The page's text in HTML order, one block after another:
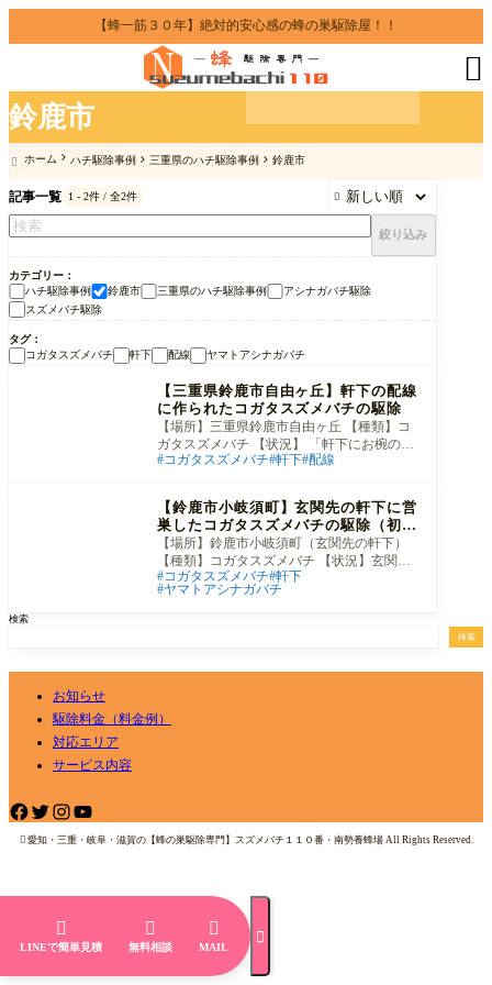
鈴鹿市
【蜂一筋３０年】絶対的安心感の蜂の巣駆除屋！！

 ホーム ハチ駆除事例 三重県のハチ駆除事例 鈴鹿市
記事一覧 1 - 2件 / 全2件 
絞り込み
カテゴリー
ハチ駆除事例
鈴鹿市 三重県のハチ駆除事例
アシナガバチ駆除
スズメバチ駆除
タグ
コガタスズメバチ
軒下 配線 ヤマトアシナガバチ
ハチ駆除事例
【三重県鈴鹿市自由ヶ丘】軒下の配線
に作られたコガタスズメバチの駆除
【場所】三重県鈴鹿市自由ヶ丘 【種類】コ
ガタスズメバチ 【状況】 「軒下にお椀のよ
うなものができていて、大きな蜂が1匹くっ
コガタスズメバチ 軒下 配線
【鈴鹿市小岐須町】玄関先の軒下に営
巣したコガタスズメバチの駆除（初期
巣）
【場所】鈴鹿市小岐須町（玄関先の軒下）
【種類】コガタスズメバチ 【状況】玄関先
の軒下に、特徴的なトックリ型をしたコガ
タス
コガタスズメバチ 軒下
ヤマトアシナガバチ
検索
検索
お知らせ
駆除料金（料金例）
対応エリア
サービス内容
 愛知・三重・岐阜・滋賀の【蜂の巣駆除専門】スズメバチ１１０番・南勢養蜂場 All Rights Reserved.

LINEで簡単見積

無料相談

MAIL
